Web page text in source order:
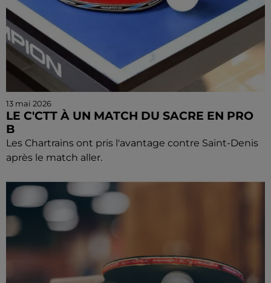
13 mai 2026
LE C'CTT À UN MATCH DU SACRE EN PRO
B
Les Chartrains ont pris l'avantage contre Saint-Denis
après le match aller.